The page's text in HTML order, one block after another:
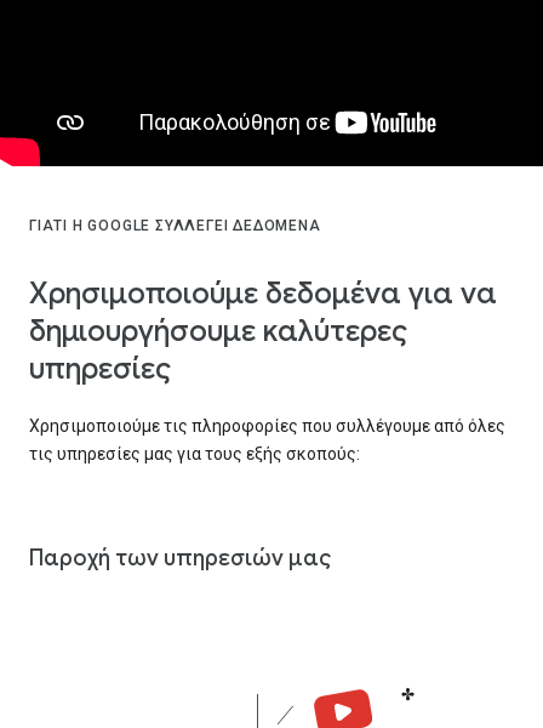
ΓΙΑΤΊ Η GOOGLE ΣΥΛΛΈΓΕΙ ΔΕΔΟΜΈΝΑ
Χρησιμοποιούμε δεδομένα για να
δημιουργήσουμε καλύτερες
υπηρεσίες
Χρησιμοποιούμε τις πληροφορίες που συλλέγουμε από όλες
τις υπηρεσίες μας για τους εξής σκοπούς:
Παροχή των υπηρεσιών μας